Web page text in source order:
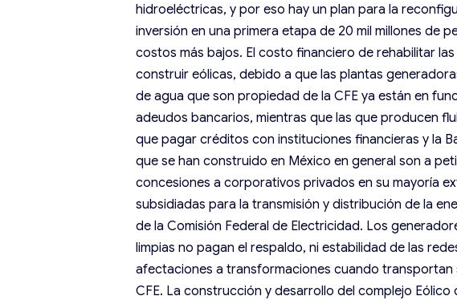
hidroeléctricas, y por eso hay un plan para la
inversión en una primera etapa de 20 mil millones de
costos más bajos. El costo financiero de rehabilitar
construir eólicas, debido a que las plantas
de agua que son propiedad de la CFE ya están en
adeudos bancarios, mientras que las que producen
que pagar créditos con instituciones financieras y la
que se han construido en México en general son a
concesiones a corporativos privados en su mayoría
subsidiadas para la transmisión y distribución de la
de la Comisión Federal de Electricidad. Los
limpias no pagan el respaldo, ni estabilidad de las
afectaciones a transformaciones cuando
CFE. La construcción y desarrollo del complejo Eólico